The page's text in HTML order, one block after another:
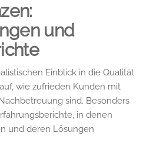
und
Einblick in die Qualität
wie zufrieden Kunden mit
sind. Besonders
in denen
und deren Lösungen